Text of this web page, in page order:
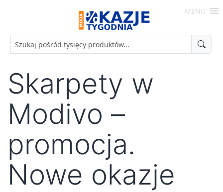
Moda
-
Okazje
MENU
Skarpety w
Modivo –
promocja.
Nowe okazje